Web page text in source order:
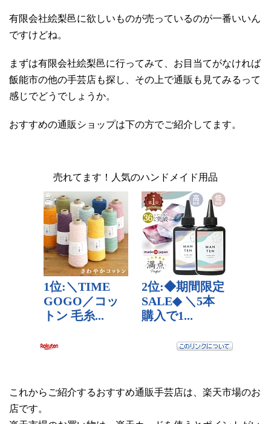
有限会社絵梨邑に欲しいものが売っているのが一番いいん
ですけどね。
まずは有限会社絵梨邑に行ってみて、お目当てがなければ
飯能市の他の手芸店も探し、その上で通販も見てみるって
感じでどうでしょうか。
おすすめの通販ショップは下の方でご紹介してます。
売れてます！人気のハンドメイド用品
これからご紹介するおすすめ通販手芸店は、楽天市場のお
店です。